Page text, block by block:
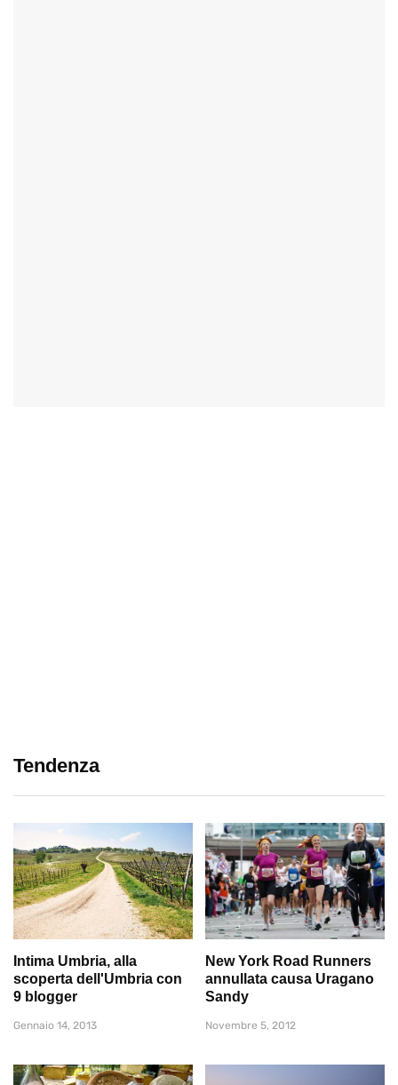
Tendenza
Intima Umbria, alla
scoperta dell'Umbria con
9 blogger
Gennaio 14, 2013
New York Road Runners
annullata causa Uragano
Sandy
Novembre 5, 2012